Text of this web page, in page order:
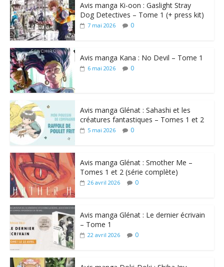
Avis manga Ki-oon : Gaslight Stray
Dog Detectives – Tome 1 (+ press kit)
7 mai 2026 0
Avis manga Kana : No Devil – Tome 1
6 mai 2026 0
Avis manga Glénat : Sahashi et les
créatures fantastiques – Tomes 1 et 2
5 mai 2026 0
Avis manga Glénat : Smother Me –
Tomes 1 et 2 (série complète)
26 avril 2026 0
Avis manga Glénat : Le dernier écrivain
– Tome 1
22 avril 2026 0